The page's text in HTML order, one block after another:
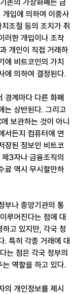
존의 가상화폐는 금
입에 의하여 이중사
조절 등의 조치가 취
러한 개입이나 조작
개인이 직접 거래하
에 비트코인의 가치
에 의하여 결정된다.
경계마다 다른 화폐
는 상반된다. 그리고
보관하는 것이 아니
서든지 컴퓨터에 연
장된 정보인 비트코
3자나 금융조직의
료 역시 무시할만하
부나 중앙기관의 통
루어진다는 점에 대
고 있지만, 각국 정
. 특히 각종 거래에 대
는 점은 각국 정부의
역할을 하고 있다.
의 개인정보를 제시